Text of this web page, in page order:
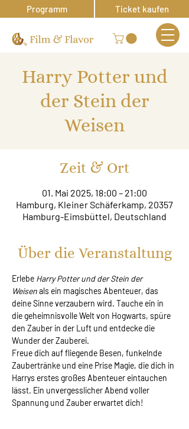
Programm Ticket kaufen
Harry Potter und
der Stein der
Weisen
Zeit & Ort
01. Mai 2025, 18:00 – 21:00
Hamburg, Kleiner Schäferkamp, 20357
Hamburg-Eimsbüttel, Deutschland
Über die Veranstaltung
Erlebe Harry Potter und der Stein der
Weisen als ein magisches Abenteuer, das
deine Sinne verzaubern wird. Tauche ein in
die geheimnisvolle Welt von Hogwarts, spüre
den Zauber in der Luft und entdecke die
Wunder der Zauberei.
Freue dich auf fliegende Besen, funkelnde
Zaubertränke und eine Prise Magie, die dich in
Harrys erstes großes Abenteuer eintauchen
lässt. Ein unvergesslicher Abend voller
Spannung und Zauber erwartet dich!